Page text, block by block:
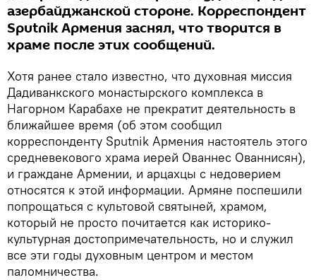
азербайджанской стороне. Корреспондент
Sputnik Армения заснял, что творится в
храме после этих сообщений.
Хотя ранее стало известно, что духовная миссия
Дадиванкского монастырского комплекса в
Нагорном Карабахе не прекратит деятельность в
ближайшее время (об этом сообщил
корреспонденту Sputnik Армения настоятель этого
средневекового храма иерей Ованнес Ованнисян),
и граждане Армении, и арцахцы с недоверием
относятся к этой информации. Армяне поспешили
попрощаться с культовой святыней, храмом,
который не просто почитается как историко-
культурная достопримечательность, но и служил
все эти годы духовным центром и местом
паломничества.